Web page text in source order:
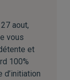
aout,
vous
et
100%
d’initiation